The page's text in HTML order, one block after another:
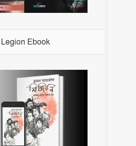
Legion Ebook